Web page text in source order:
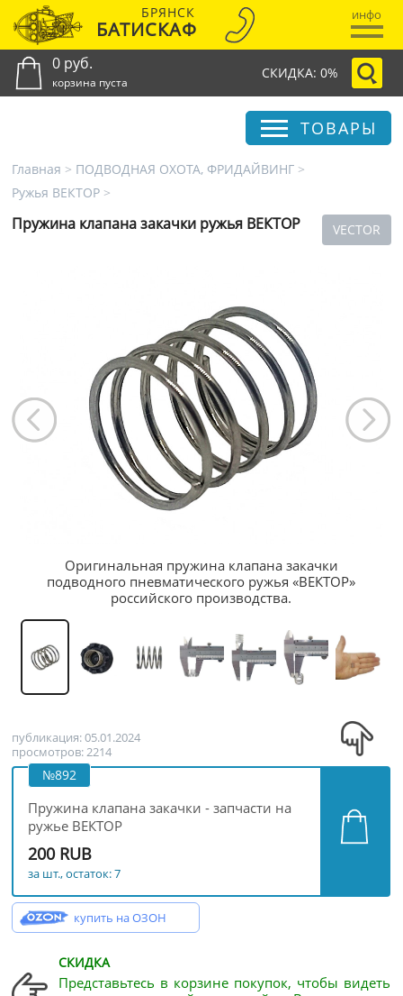
БРЯНСК
БАТИСКАФ
инфо
0 руб.
корзина пуста
СКИДКА: 0%
ТОВАРЫ
Главная > ПОДВОДНАЯ ОХОТА, ФРИДАЙВИНГ >
Ружья ВЕКТОР >
VECTOR
Пружина клапана закачки ружья ВЕКТОР
Оригинальная пружина клапана закачки
подводного пневматического ружья «ВЕКТОР»
российского производства.
публикация: 05.01.2024
просмотров: 2214
№892
Пружина клапана закачки - запчасти на
ружье ВЕКТОР
200 RUB
за шт., остаток: 7
купить на ОЗОН
СКИДКА
Представьтесь в корзине покупок, чтобы видеть